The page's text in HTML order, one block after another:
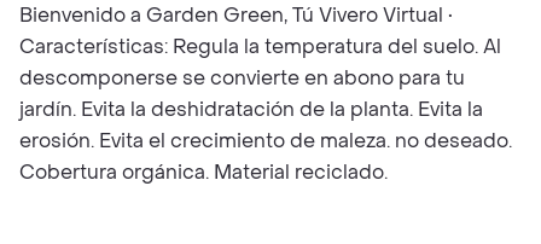
Bienvenido a Garden Green, Tú Vivero Virtual •
Características: Regula la temperatura del suelo. Al
descomponerse se convierte en abono para tu
jardín. Evita la deshidratación de la planta. Evita la
erosión. Evita el crecimiento de maleza. no deseado.
Cobertura orgánica. Material reciclado.